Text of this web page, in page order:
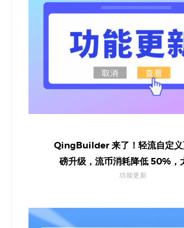
QingBuilder 来了！轻流自定义
磅升级，流币消耗降低 50%，
功能更新